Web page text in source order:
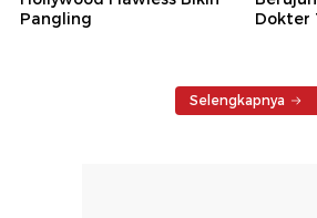
Pangling
Dokter
Selengkapnya